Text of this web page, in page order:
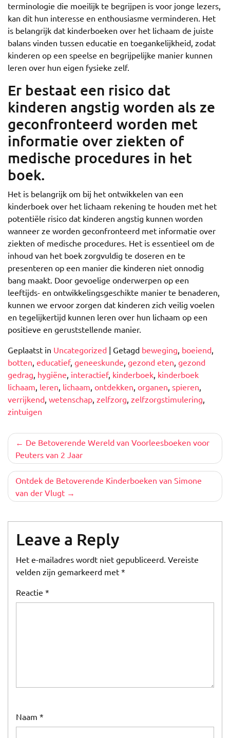
terminologie die moeilijk te begrijpen is voor jonge lezers,
kan dit hun interesse en enthousiasme verminderen. Het
is belangrijk dat kinderboeken over het lichaam de juiste
balans vinden tussen educatie en toegankelijkheid, zodat
kinderen op een speelse en begrijpelijke manier kunnen
leren over hun eigen fysieke zelf.
Er bestaat een risico dat
kinderen angstig worden als ze
geconfronteerd worden met
informatie over ziekten of
medische procedures in het
boek.
Het is belangrijk om bij het ontwikkelen van een
kinderboek over het lichaam rekening te houden met het
potentiële risico dat kinderen angstig kunnen worden
wanneer ze worden geconfronteerd met informatie over
ziekten of medische procedures. Het is essentieel om de
inhoud van het boek zorgvuldig te doseren en te
presenteren op een manier die kinderen niet onnodig
bang maakt. Door gevoelige onderwerpen op een
leeftijds- en ontwikkelingsgeschikte manier te benaderen,
kunnen we ervoor zorgen dat kinderen zich veilig voelen
en tegelijkertijd kunnen leren over hun lichaam op een
positieve en geruststellende manier.
Geplaatst in Uncategorized | Getagd beweging, boeiend,
botten, educatief, geneeskunde, gezond eten, gezond
gedrag, hygiëne, interactief, kinderboek, kinderboek
lichaam, leren, lichaam, ontdekken, organen, spieren,
verrijkend, wetenschap, zelfzorg, zelfzorgstimulering,
zintuigen
Berichtnavigatie
De Betoverende Wereld van Voorleesboeken voor
Peuters van 2 Jaar
Ontdek de Betoverende Kinderboeken van Simone
van der Vlugt
Leave a Reply
Het e-mailadres wordt niet gepubliceerd. Vereiste
velden zijn gemarkeerd met *
Reactie *
Naam *